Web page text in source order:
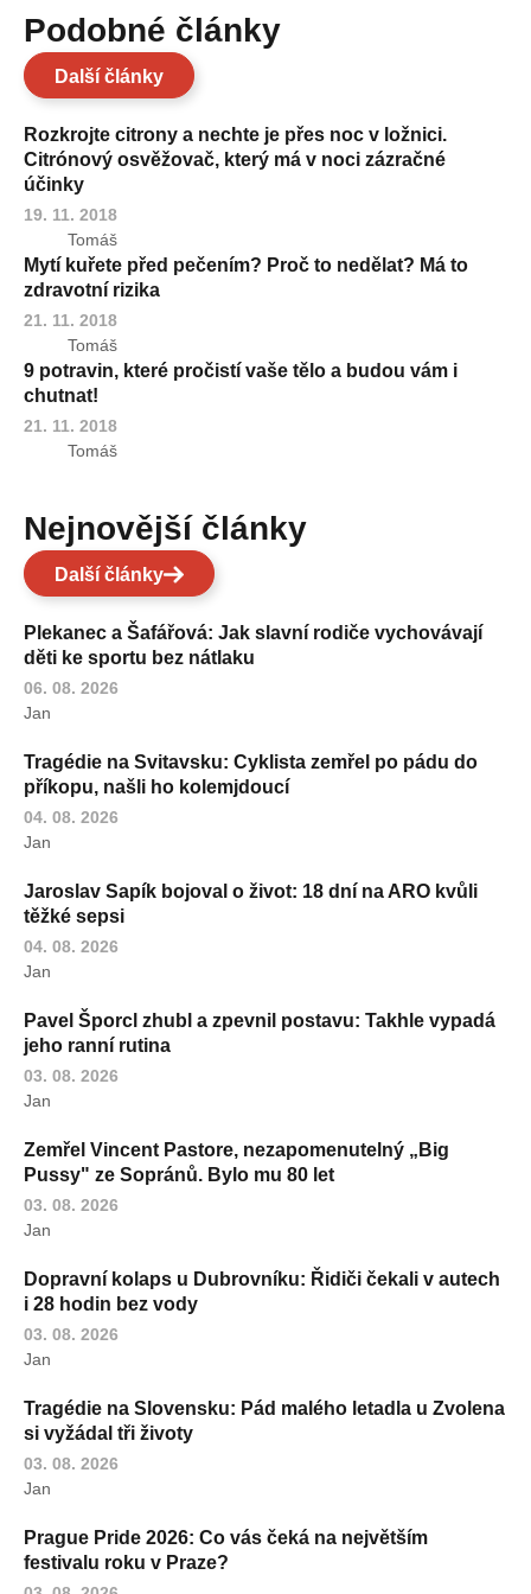
Podobné články
Další články
Rozkrojte citrony a nechte je přes noc v ložnici.
Citrónový osvěžovač, který má v noci zázračné
účinky
19. 11. 2018
Tomáš
Mytí kuřete před pečením? Proč to nedělat? Má to
zdravotní rizika
21. 11. 2018
Tomáš
9 potravin, které pročistí vaše tělo a budou vám i
chutnat!
21. 11. 2018
Tomáš
Nejnovější články
Další články
Plekanec a Šafářová: Jak slavní rodiče vychovávají
děti ke sportu bez nátlaku
06. 08. 2026
Jan
Tragédie na Svitavsku: Cyklista zemřel po pádu do
příkopu, našli ho kolemjdoucí
04. 08. 2026
Jan
Jaroslav Sapík bojoval o život: 18 dní na ARO kvůli
těžké sepsi
04. 08. 2026
Jan
Pavel Šporcl zhubl a zpevnil postavu: Takhle vypadá
jeho ranní rutina
03. 08. 2026
Jan
Zemřel Vincent Pastore, nezapomenutelný „Big
Pussy" ze Sopránů. Bylo mu 80 let
03. 08. 2026
Jan
Dopravní kolaps u Dubrovníku: Řidiči čekali v autech
i 28 hodin bez vody
03. 08. 2026
Jan
Tragédie na Slovensku: Pád malého letadla u Zvolena
si vyžádal tři životy
03. 08. 2026
Jan
Prague Pride 2026: Co vás čeká na největším
festivalu roku v Praze?